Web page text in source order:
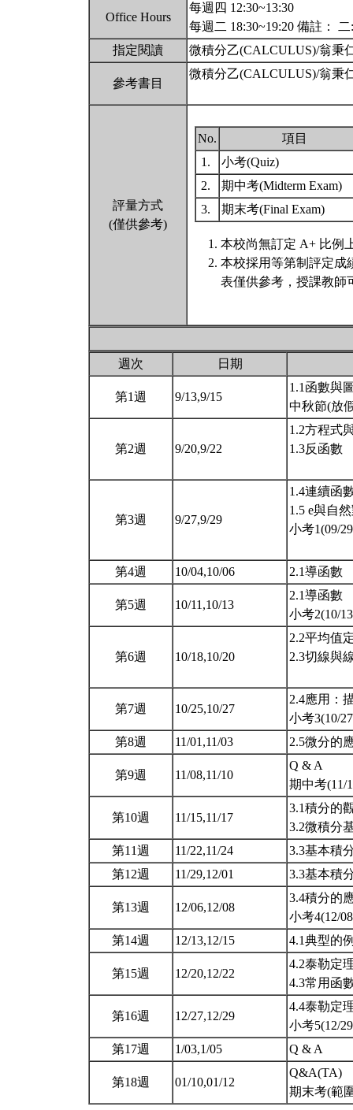
Office Hours
每週四 12:30~13:30
每週二 18:30~19:20 備註：
指定閱讀
微積分乙(CALCULUS)/翁秉
參考書目
微積分乙(CALCULUS)/翁秉
評量方式
(僅供參考)
No.
項目
1.
小考(Quiz)
2.
期中考(Midterm Exam)
3.
期末考(Final Exam)
本校尚無訂定 A+ 比例
本校採用等第制評定成
表僅供參考，授課教師
週次 日期
第1週 9/13,9/15
1.1函數與
中秋節(放
第2週 9/20,9/22
1.2方程式
1.3反函數
第3週 9/27,9/29
1.4連續函
1.5 e與自
小考1(09/
第4週 10/04,10/06 2.1導函數
第5週 10/11,10/13
2.1導函數
小考2(10/
第6週 10/18,10/20
2.2平均值
2.3切線與
第7週 10/25,10/27
2.4應用：
小考3(10/
第8週
11/01,11/03 2.5微分的
第9週 11/08,11/10
Q & A
期中考(11/
第10週 11/15,11/17
3.1積分的
3.2微積分
第11週
11/22,11/24
3.3基本積
第12週
11/29,12/01 3.3基本積
第13週 12/06,12/08
3.4積分的
小考4(12/
第14週
12/13,12/15 4.1典型的
第15週 12/20,12/22
4.2泰勒定
4.3常用函
第16週 12/27,12/29
4.4泰勒定
小考5(12/
第17週
1/03,1/05 Q & A
第18週 01/10,01/12
Q&A(TA)
期末考(範